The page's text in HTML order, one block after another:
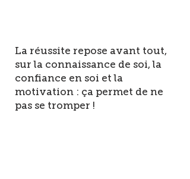
La réussite repose avant tout,
sur la connaissance de soi, la
confiance en soi et la
motivation : ça permet de ne
pas se tromper !